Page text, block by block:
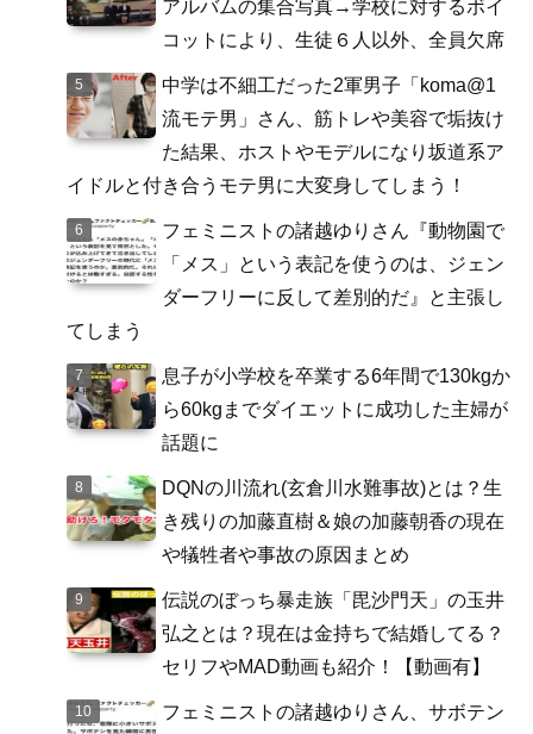
アルバムの集合写真→学校に対するボイ
コットにより、生徒６人以外、全員欠席
中学は不細工だった2軍男子「koma@1
流モテ男」さん、筋トレや美容で垢抜け
た結果、ホストやモデルになり坂道系ア
イドルと付き合うモテ男に大変身してしまう！
フェミニストの諸越ゆりさん『動物園で
「メス」という表記を使うのは、ジェン
ダーフリーに反して差別的だ』と主張し
てしまう
息子が小学校を卒業する6年間で130kgか
ら60kgまでダイエットに成功した主婦が
話題に
DQNの川流れ(玄倉川水難事故)とは？生
き残りの加藤直樹＆娘の加藤朝香の現在
や犠牲者や事故の原因まとめ
伝説のぼっち暴走族「毘沙門天」の玉井
弘之とは？現在は金持ちで結婚してる？
セリフやMAD動画も紹介！【動画有】
フェミニストの諸越ゆりさん、サボテン